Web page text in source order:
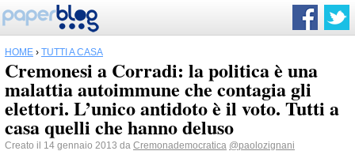
HOME › TUTTI A CASA
Cremonesi a Corradi: la politica è una
malattia autoimmune che contagia gli
elettori. L’unico antidoto è il voto. Tutti a
casa quelli che hanno deluso
Creato il 14 gennaio 2013 da Cremonademocratica @paolozignani